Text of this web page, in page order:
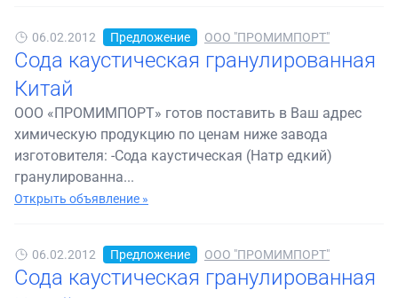
06.02.2012 Предложение ООО "ПРОМИМПОРТ"
Сода каустическая гранулированная
Китай
ООО «ПРОМИМПОРТ» готов поставить в Ваш адрес
химическую продукцию по ценам ниже завода
изготовителя: -Сода каустическая (Натр едкий)
гранулированна...
Открыть объявление »
06.02.2012 Предложение ООО "ПРОМИМПОРТ"
Сода каустическая гранулированная